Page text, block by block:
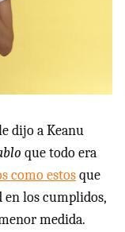
dijo a Keanu
que todo era
como estosque
en los cumplidos,
medida.